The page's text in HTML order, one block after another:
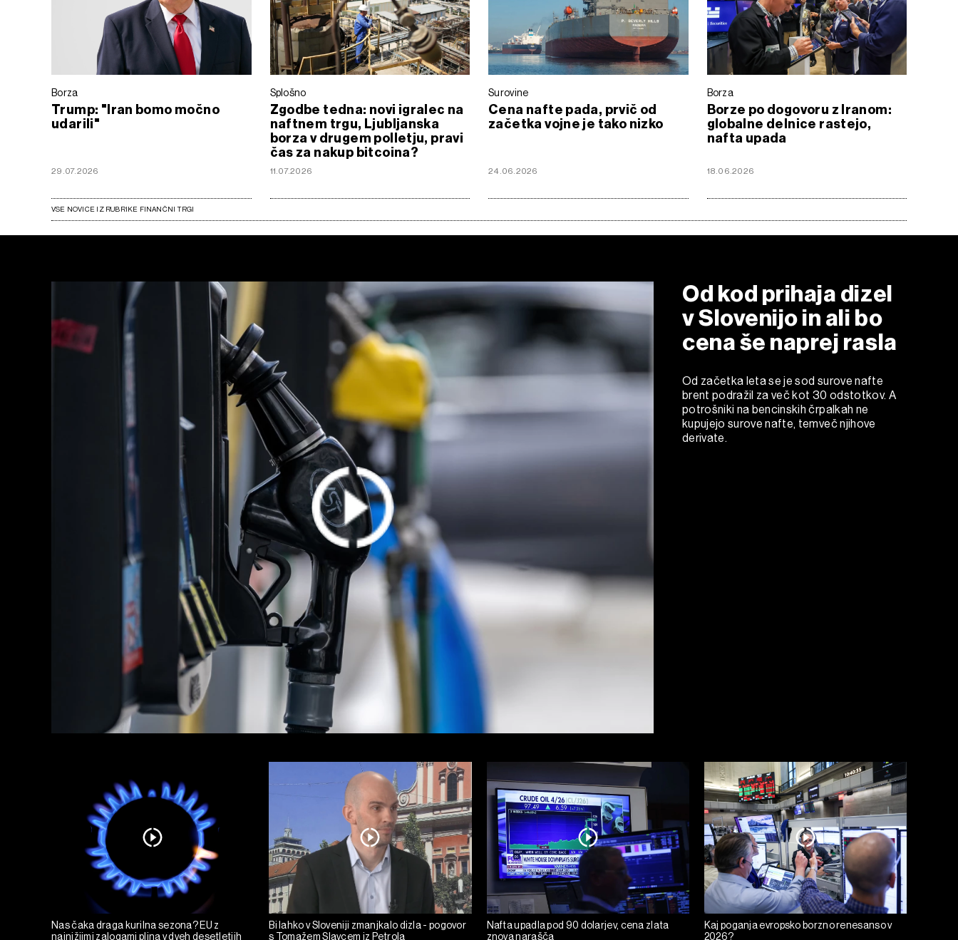
Borza
Trump: "Iran bomo močno
udarili"
29.07.2026
Splošno
Zgodbe tedna: novi igralec na
naftnem trgu, Ljubljanska
borza v drugem polletju, pravi
čas za nakup bitcoina?
11.07.2026
Surovine
Cena nafte pada, prvič od
začetka vojne je tako nizko
24.06.2026
Borza
Borze po dogovoru z Iranom:
globalne delnice rastejo,
nafta upada
18.06.2026
VSE NOVICE IZ RUBRIKE FINANČNI TRGI
Od kod prihaja dizel
v Slovenijo in ali bo
cena še naprej rasla
Od začetka leta se je sod surove nafte
brent podražil za več kot 30 odstotkov. A
potrošniki na bencinskih črpalkah ne
kupujejo surove nafte, temveč njihove
derivate.
Nas čaka draga kurilna sezona? EU z
najnižjimi zalogami plina v dveh desetletjih
Bi lahko v Sloveniji zmanjkalo dizla - pogovor
s Tomažem Slavcem iz Petrola
Nafta upadla pod 90 dolarjev, cena zlata
znova narašča
Kaj poganja evropsko borzno renesanso v
2026?